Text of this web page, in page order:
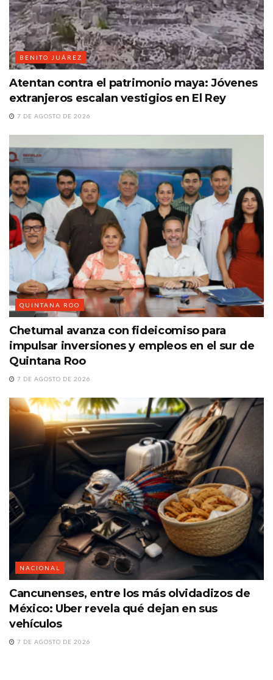
BENITO JUÁREZ
Atentan contra el patrimonio maya: Jóvenes
extranjeros escalan vestigios en El Rey
7 DE AGOSTO DE 2026
QUINTANA ROO
Chetumal avanza con fideicomiso para
impulsar inversiones y empleos en el sur de
Quintana Roo
7 DE AGOSTO DE 2026
NACIONAL
Cancunenses, entre los más olvidadizos de
México: Uber revela qué dejan en sus
vehículos
7 DE AGOSTO DE 2026